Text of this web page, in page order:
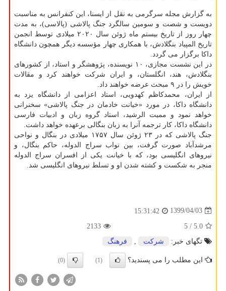
به گزارش مجله سرگرمی به نقل از ایسنا، این کنفرانس به مناسبت
دویست و شصت و سومین سالگرد جنگ پالاشی (پالاسی)، به مدت
چهار روز از تاریخ بیستم ماه ژوئن سال ۲۰۲۰ میلادی توسط انجمن
تاریخ المپیاد بنگلادش، با همکاری چهار مؤسسه دیگر همچون دانشگاه
داکا برگزار می گردد.
در این نشست مجازی، ۱۰ نویسنده، پژوهشگر و استاد، از کشورهای
بنگلادش، هند، انگلستان، و ایران شرکت خواهند کرد و مقالات
خویش را در ۹ مبحث عرضه خواهند داد.
از ایران، محمدکاظم کهدویی، استاد اعزامی از دانشگاه یزد به
دانشگاه داکا، در مورد «خیانت خادمان در جنگ پالاشی» سخنرانی
خواهد نمود و ممیت الرشید، استاد گروه زبان و ادبیات فارسی
دانشگاه داکا، کار ترجمه آنرا به زبان بنگالی برعهده خواهد داشت.
جنگ پالاشی که در ۲۳ ژوئن سال ۱۷۵۷ میلادی در بنگال و نواحی
مرشدآباد صورت گرفت، بین نواب سراج الدوله، حاکم بنگال، و
نیروهای انگلیسی بود، که با خیانت یکی از افسران سراج الدوله
منجر به شکست و کشته شدن او و تسلط نیروهای انگلیسی شد.
1399/04/03
15:31:42
5.0
/ 5
2133
تگهای خبر:
شركت فرهنگ
این مطلب را می پسندید؟ (1)
(0)